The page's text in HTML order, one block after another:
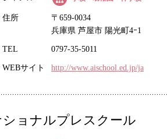
住所
〒659-0034
兵庫県 芦屋市 陽光町4ｰ1
TEL 0797-35-5011
WEBサイト http://www.aischool.ed.jp/ja
ョナルプレスクール